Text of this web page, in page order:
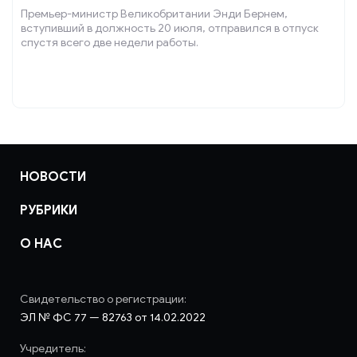
Премьер-министр Великобритании Энди Бернем,
вступивший в должность 20 июля, отправился в отпуск
спустя всего две недели работы.
НОВОСТИ
РУБРИКИ
О НАС
Свидетельство о регистрации:
ЭЛ № ФС 77 — 82763 от 14.02.2022
Учредитель: